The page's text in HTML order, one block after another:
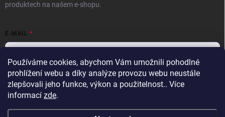
Používáme cookies, abychom Vám umožnili pohodlné
prohlížení webu a díky analýze provozu webu neustále
zlepšovali jeho funkce, výkon a použitelnost.. Více
informací zde.
produktech na našem e-shopu.
E-MAIL
Vložením e-mailu souhlasíte spodmínkami ochrany osobních údajů
Přihlásit se